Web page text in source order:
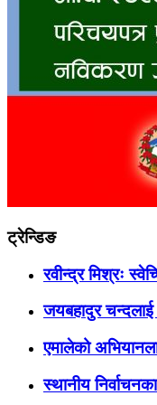
ट्रेन्डिङ
रवीन्द्र मिश्रः
जयबहादुर
एमालेको
स्थानीय